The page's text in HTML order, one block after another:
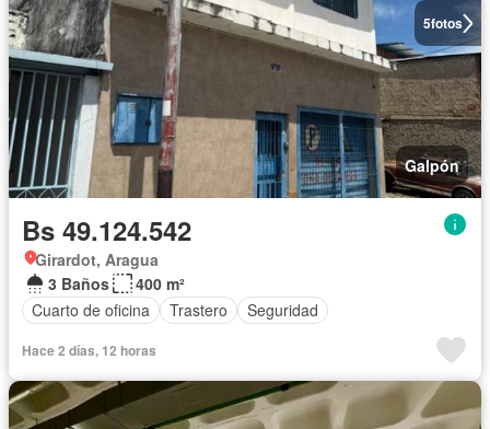
5fotos
Galpón
Bs 49.124.542
Girardot, Aragua
3 Baños
400 m²
Cuarto de oficina
Trastero Seguridad
Hace 2 días, 12 horas